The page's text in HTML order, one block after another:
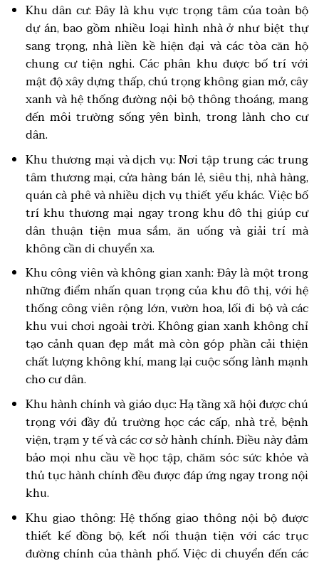
Khu dân cư: Đây là khu vực trọng tâm của toàn bộ
dự án, bao gồm nhiều loại hình nhà ở như biệt thự
sang trọng, nhà liền kề hiện đại và các tòa căn hộ
chung cư tiện nghi. Các phân khu được bố trí với
mật độ xây dựng thấp, chú trọng không gian mở, cây
xanh và hệ thống đường nội bộ thông thoáng, mang
đến môi trường sống yên bình, trong lành cho cư
dân.
Khu thương mại và dịch vụ: Nơi tập trung các trung
tâm thương mại, cửa hàng bán lẻ, siêu thị, nhà hàng,
quán cà phê và nhiều dịch vụ thiết yếu khác. Việc bố
trí khu thương mại ngay trong khu đô thị giúp cư
dân thuận tiện mua sắm, ăn uống và giải trí mà
không cần di chuyển xa.
Khu công viên và không gian xanh: Đây là một trong
những điểm nhấn quan trọng của khu đô thị, với hệ
thống công viên rộng lớn, vườn hoa, lối đi bộ và các
khu vui chơi ngoài trời. Không gian xanh không chỉ
tạo cảnh quan đẹp mắt mà còn góp phần cải thiện
chất lượng không khí, mang lại cuộc sống lành mạnh
cho cư dân.
Khu hành chính và giáo dục: Hạ tầng xã hội được chú
trọng với đầy đủ trường học các cấp, nhà trẻ, bệnh
viện, trạm y tế và các cơ sở hành chính. Điều này đảm
bảo mọi nhu cầu về học tập, chăm sóc sức khỏe và
thủ tục hành chính đều được đáp ứng ngay trong nội
khu.
Khu giao thông: Hệ thống giao thông nội bộ được
thiết kế đồng bộ, kết nối thuận tiện với các trục
đường chính của thành phố. Việc di chuyển đến các